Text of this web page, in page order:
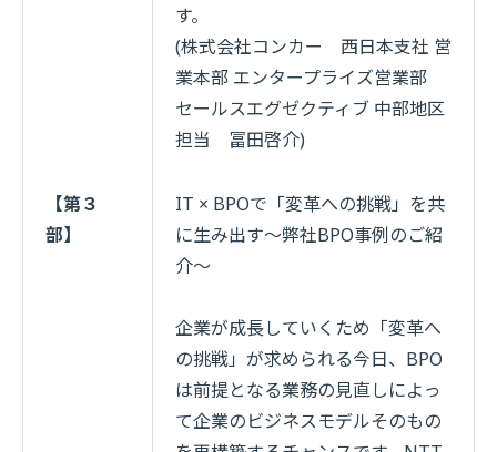
す。
(株式会社コンカー 西日本支社 営
業本部 エンタープライズ営業部
セールスエグゼクティブ 中部地区
担当 冨田啓介)
【第３
部】
IT × BPOで「変革への挑戦」を共
に生み出す〜弊社BPO事例のご紹
介〜
企業が成長していくため「変革へ
の挑戦」が求められる今日、BPO
は前提となる業務の見直しによっ
て企業のビジネスモデルそのもの